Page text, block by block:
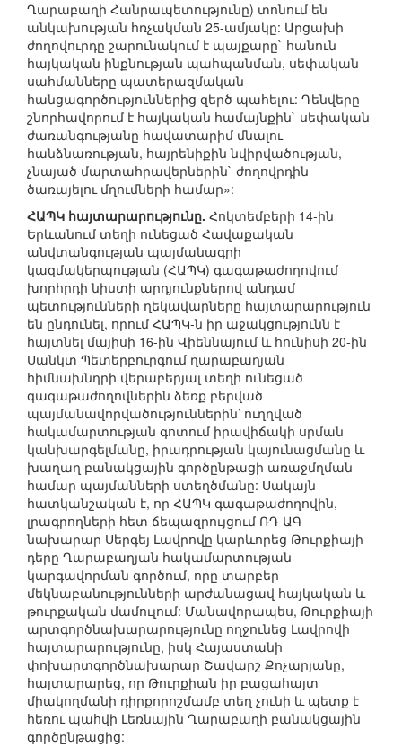
Ղարաբաղի Հանրապետությունը) տոնում են
անկախության հռչակման 25-ամյակը: Արցախի
ժողովուրդը շարունակում է պայքարը` հանուն
հայկական ինքնության պահպանման, սեփական
սահմանները պատերազմական
հանցագործություններից զերծ պահելու: Դենվերը
շնորհավորում է հայկական համայնքին` սեփական
ժառանգությանը հավատարիմ մնալու
հանձնառության, հայրենիքին նվիրվածության,
չնայած մարտահրավերներին` ժողովրդին
ծառայելու մղումների համար»:
ՀԱՊԿ հայտարարությունը. Հոկտեմբերի 14-ին
Երևանում տեղի ունեցած Հավաքական
անվտանգության պայմանագրի
կազմակերպության (ՀԱՊԿ) գագաթաժողովում
խորհրդի նիստի արդյունքներով անդամ
պետությունների ղեկավարները հայտարարություն
են ընդունել, որում ՀԱՊԿ-ն իր աջակցությունն է
հայտնել մայիսի 16-ին Վիեննայում և հունիսի 20-ին
Սանկտ Պետերբուրգում ղարաբաղյան
հիմնախնդրի վերաբերյալ տեղի ունեցած
գագաթաժողովներին ձեռք բերված
պայմանավորվածություններին՝ ուղղված
հակամարտության գոտում իրավիճակի սրման
կանխարգելմանը, իրադրության կայունացմանը և
խաղաղ բանակցային գործընթացի առաջմղման
համար պայմանների ստեղծմանը: Սակայն
հատկանշական է, որ ՀԱՊԿ գագաթաժողովին,
լրագրողների հետ ճեպազրույցում ՌԴ ԱԳ
նախարար Սերգեյ Լավրովը կարևորեց Թուրքիայի
դերը Ղարաբաղյան հակամարտության
կարգավորման գործում, որը տարբեր
մեկնաբանությունների արժանացավ հայկական և
թուրքական մամուլում: Մանավորապես, Թուրքիայի
արտգործնախարարությունը ողջունեց Լավրովի
հայտարարությունը, իսկ Հայաստանի
փոխարտգործնախարար Շավարշ Քոչարյանը,
հայտարարեց, որ Թուրքիան իր բացահայտ
միակողմանի դիրքորոշմամբ տեղ չունի և պետք է
հեռու պահվի Լեռնային Ղարաբաղի բանակցային
գործընթացից: